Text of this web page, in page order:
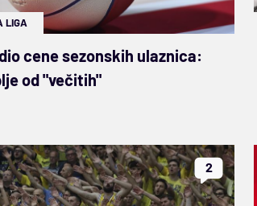
LIGA
cene sezonskih ulaznica:
od "večitih"
2